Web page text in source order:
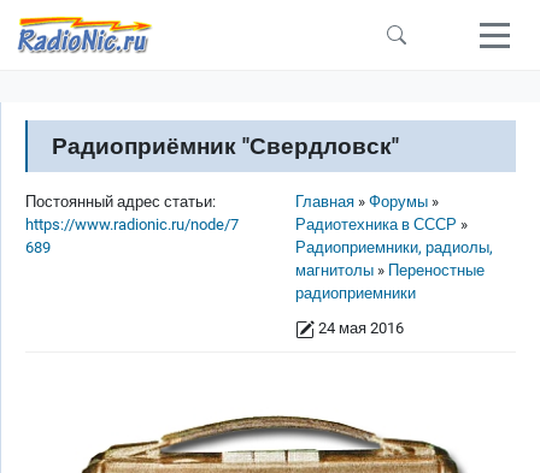
Перейти к основному содержанию
Радиоприёмник "Свердловск"
Строка навигации
Главная
Форумы
Радиотехника в СССР
Радиоприемники, радиолы,
магнитолы
Переностные
радиоприемники
24 мая 2016
Постоянный адрес статьи:
https://www.radionic.ru/node/7
689